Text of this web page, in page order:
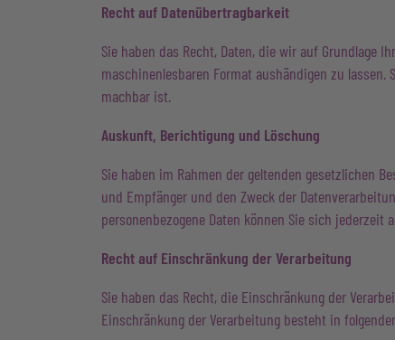
Recht auf Daten­übertrag­barkeit
Sie haben das Recht, Daten, die wir auf Grundlage
maschinenlesbaren Format aushändigen zu
machbar ist.
Auskunft, Berichtigung und Löschung
Sie haben im Rahmen der geltenden gesetzlichen
und Empfänger und den Zweck der
personenbezogene Daten können Sie sich jederzeit
Recht auf Einschränkung der Verarbeitung
Sie haben das Recht, die Einschränkung der
Einschränkung der Verarbeitung besteht in